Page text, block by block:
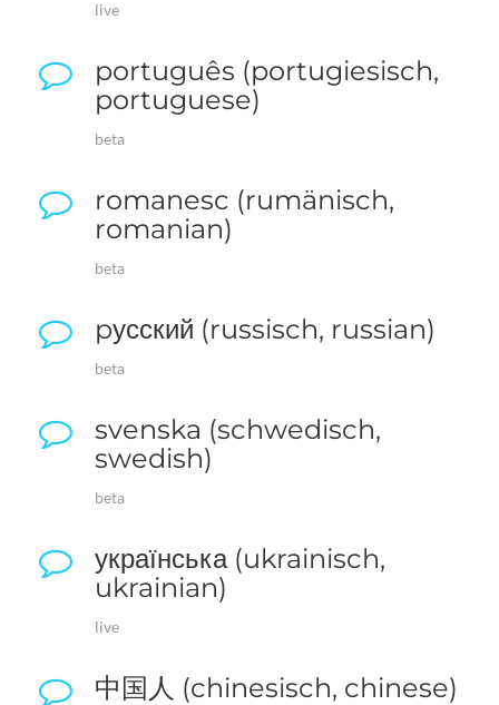
live
português (portugiesisch,
portuguese)
beta
romanesc (rumänisch,
romanian)
beta
pусский (russisch, russian)
beta
svenska (schwedisch,
swedish)
beta
українська (ukrainisch,
ukrainian)
live
中国人 (chinesisch, chinese)